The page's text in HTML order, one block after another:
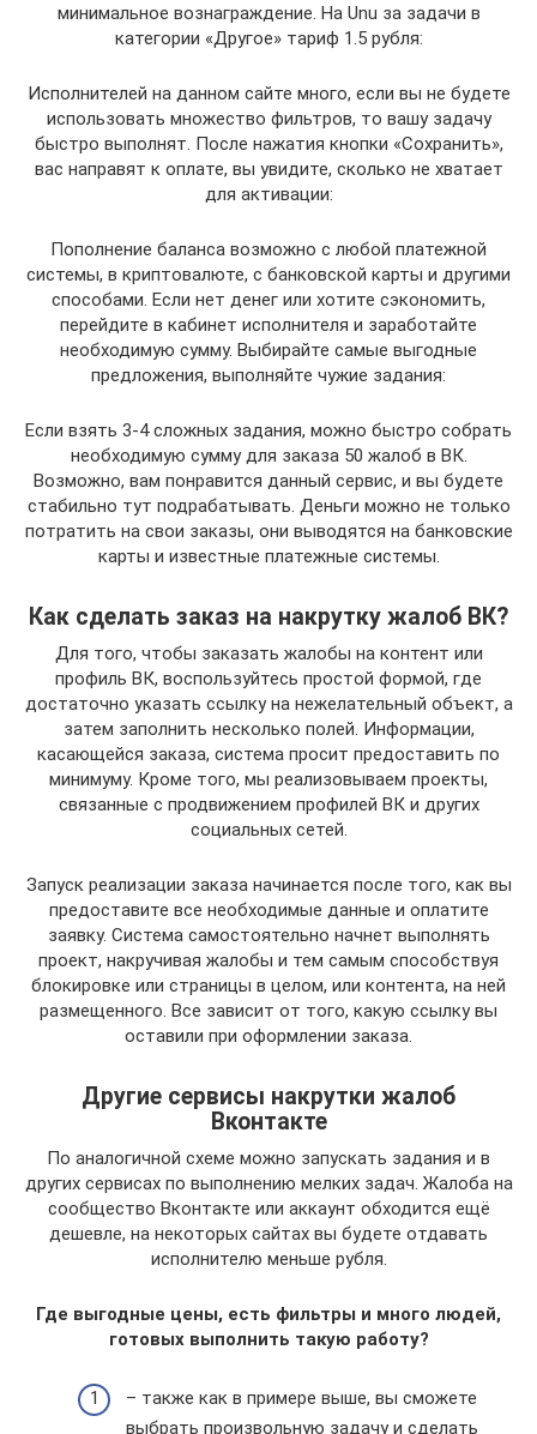
минимальное вознаграждение. На Unu за задачи в
категории «Другое» тариф 1.5 рубля:
Исполнителей на данном сайте много, если вы не будете
использовать множество фильтров, то вашу задачу
быстро выполнят. После нажатия кнопки «Сохранить»,
вас направят к оплате, вы увидите, сколько не хватает
для активации:
Пополнение баланса возможно с любой платежной
системы, в криптовалюте, с банковской карты и другими
способами. Если нет денег или хотите сэкономить,
перейдите в кабинет исполнителя и заработайте
необходимую сумму. Выбирайте самые выгодные
предложения, выполняйте чужие задания:
Если взять 3-4 сложных задания, можно быстро собрать
необходимую сумму для заказа 50 жалоб в ВК.
Возможно, вам понравится данный сервис, и вы будете
стабильно тут подрабатывать. Деньги можно не только
потратить на свои заказы, они выводятся на банковские
карты и известные платежные системы.
Как сделать заказ на накрутку жалоб ВК?
Для того, чтобы заказать жалобы на контент или
профиль ВК, воспользуйтесь простой формой, где
достаточно указать ссылку на нежелательный объект, а
затем заполнить несколько полей. Информации,
касающейся заказа, система просит предоставить по
минимуму. Кроме того, мы реализовываем проекты,
связанные с продвижением профилей ВК и других
социальных сетей.
Запуск реализации заказа начинается после того, как вы
предоставите все необходимые данные и оплатите
заявку. Система самостоятельно начнет выполнять
проект, накручивая жалобы и тем самым способствуя
блокировке или страницы в целом, или контента, на ней
размещенного. Все зависит от того, какую ссылку вы
оставили при оформлении заказа.
Другие сервисы накрутки жалоб
Вконтакте
По аналогичной схеме можно запускать задания и в
других сервисах по выполнению мелких задач. Жалоба на
сообщество Вконтакте или аккаунт обходится ещё
дешевле, на некоторых сайтах вы будете отдавать
исполнителю меньше рубля.
Где выгодные цены, есть фильтры и много людей,
готовых выполнить такую работу?
– также как в примере выше, вы сможете
выбрать произвольную задачу и сделать